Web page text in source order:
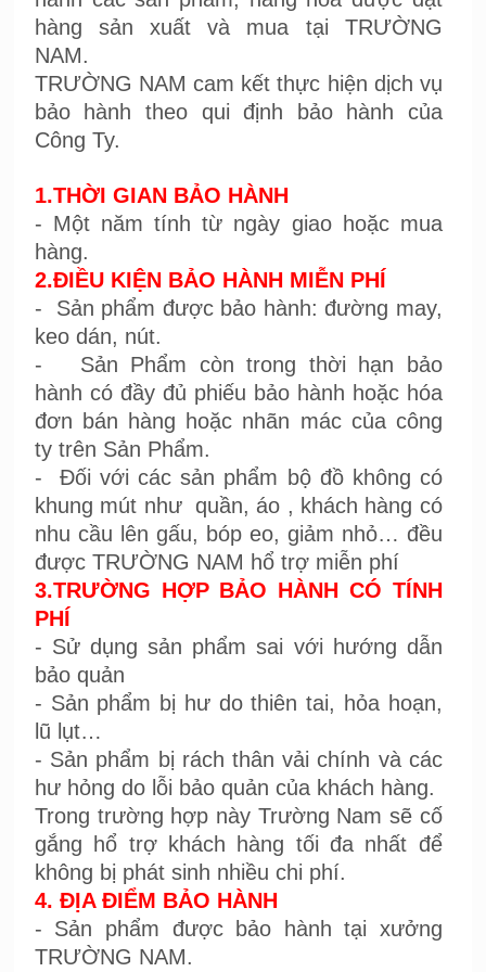
hàng sản xuất và mua tại TRƯỜNG
NAM.
TRƯỜNG NAM cam kết thực hiện dịch vụ
bảo hành theo qui định bảo hành của
Công Ty.
1.THỜI GIAN BẢO HÀNH
- Một năm tính từ ngày giao hoặc mua
hàng.
2.ĐIỀU KIỆN BẢO HÀNH MIỄN PHÍ
- Sản phẩm được bảo hành: đường may,
keo dán, nút.
- Sản Phẩm còn trong thời hạn bảo
hành có đầy đủ phiếu bảo hành hoặc hóa
đơn bán hàng hoặc nhãn mác của công
ty trên Sản Phẩm.
- Đối với các sản phẩm bộ đồ không có
khung mút như quần, áo , khách hàng có
nhu cầu lên gấu, bóp eo, giảm nhỏ… đều
được TRƯỜNG NAM hổ trợ miễn phí
3.TRƯỜNG HỢP BẢO HÀNH CÓ TÍNH
PHÍ
- Sử dụng sản phẩm sai với hướng dẫn
bảo quản
- Sản phẩm bị hư do thiên tai, hỏa hoạn,
lũ lụt…
- Sản phẩm bị rách thân vải chính và các
hư hỏng do lỗi bảo quản của khách hàng.
Trong trường hợp này Trường Nam sẽ cố
gắng hổ trợ khách hàng tối đa nhất để
không bị phát sinh nhiều chi phí.
4. ĐỊA ĐIỂM BẢO HÀNH
- Sản phẩm được bảo hành tại xưởng
TRƯỜNG NAM.